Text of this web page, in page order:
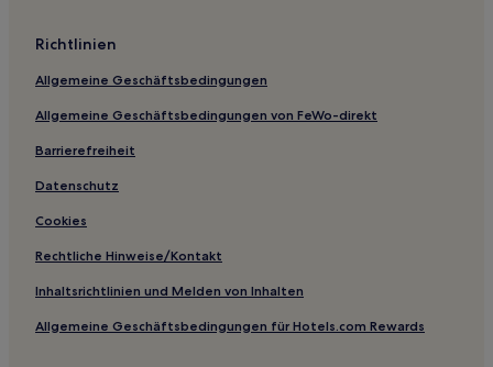
Hotels nahe Grand City Hall
Bukit Lawang Hotels
Richtlinien
Allgemeine Geschäftsbedingungen
Allgemeine Geschäftsbedingungen von FeWo-direkt
Barrierefreiheit
Datenschutz
Cookies
Rechtliche Hinweise/Kontakt
Inhaltsrichtlinien und Melden von Inhalten
Allgemeine Geschäftsbedingungen für Hotels.com Rewards